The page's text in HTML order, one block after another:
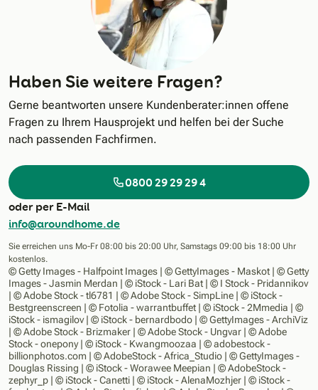
Haben Sie weitere Fragen?
Gerne beantworten unsere Kundenberater:innen offene
Fragen zu Ihrem Hausprojekt und helfen bei der Suche
nach passenden Fachfirmen.
0800 29 29 29 4
oder per E-Mail
info@aroundhome.de
Sie erreichen uns Mo-Fr 08:00 bis 20:00 Uhr, Samstags 09:00 bis 18:00 Uhr
kostenlos.
© Getty Images - Halfpoint Images | © GettyImages - Maskot | © Getty
Images - Jasmin Merdan | © iStock - Lari Bat | © I Stock - Pridannikov
| © Adobe Stock - tl6781 | © Adobe Stock - SimpLine | © iStock -
Bestgreenscreen | © Fotolia - warrantbuffet | © iStock - 2Mmedia | ©
iStock - ismagilov | © iStock - bernardbodo | © GettyImages - ArchiViz
| © Adobe Stock - Brizmaker | © Adobe Stock - Ungvar | © Adobe
Stock - onepony | © iStock - Kwangmoozaa | © adobestock -
billionphotos.com | © AdobeStock - Africa_Studio | © GettyImages -
Douglas Rissing | © iStock - Worawee Meepian | © AdobeStock -
zephyr_p | © iStock - Canetti | © iStock - AlenaMozhjer | © iStock -